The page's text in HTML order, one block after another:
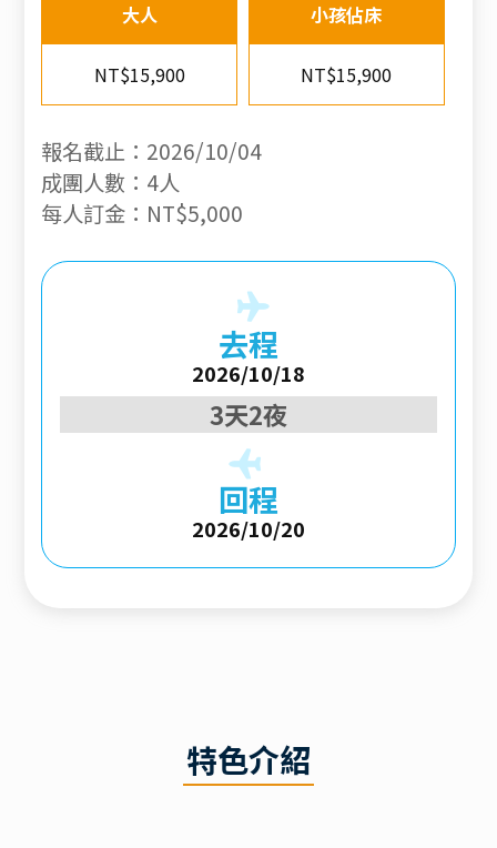
大人
NT$15,900
小孩佔床
NT$15,900
報名截止：2026/10/04
成團人數：4人
每人訂金：NT$5,000
去程
2026/10/18
3天2夜
回程
2026/10/20
特色介紹